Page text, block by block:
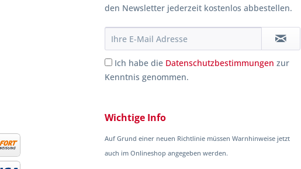
den Newsletter jederzeit kostenlos abbestellen.
Ich habe die Datenschutzbestimmungen zur
Kenntnis genommen.
Wichtige Info
Auf Grund einer neuen Richtlinie müssen Warnhinweise jetzt
auch im Onlineshop angegeben werden.